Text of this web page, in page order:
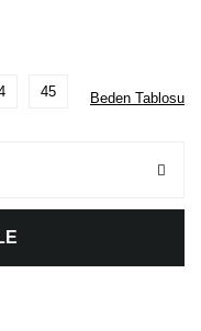
45 Beden Tablosu